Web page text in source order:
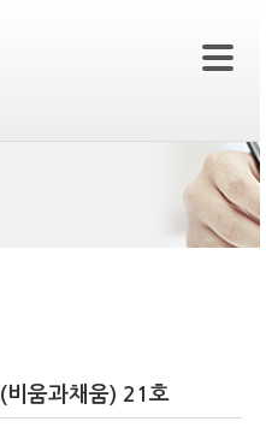
비움과채움) 21호